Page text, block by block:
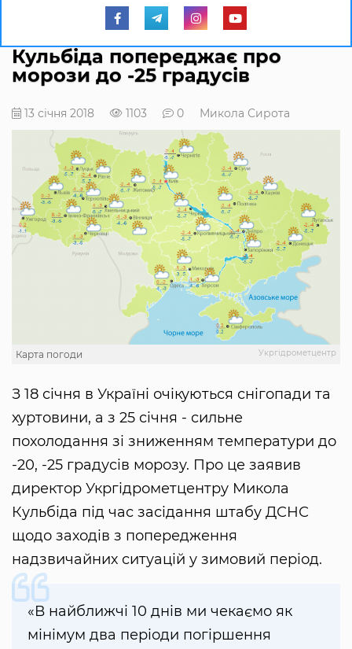
Кульбіда попереджає про
морози до -25 градусів
13 січня 2018 1103 0 Микола Сирота
Укргідрометцентр
Карта погоди
З 18 січня в Україні очікуються снігопади та
хуртовини, а з 25 січня - сильне
похолодання зі зниженням температури до
-20, -25 градусів морозу. Про це заявив
директор Укргідрометцентру Микола
Кульбіда під час засідання штабу ДСНС
щодо заходів з попередження
надзвичайних ситуацій у зимовий період.
«В найближчі 10 днів ми чекаємо як
мінімум два періоди погіршення